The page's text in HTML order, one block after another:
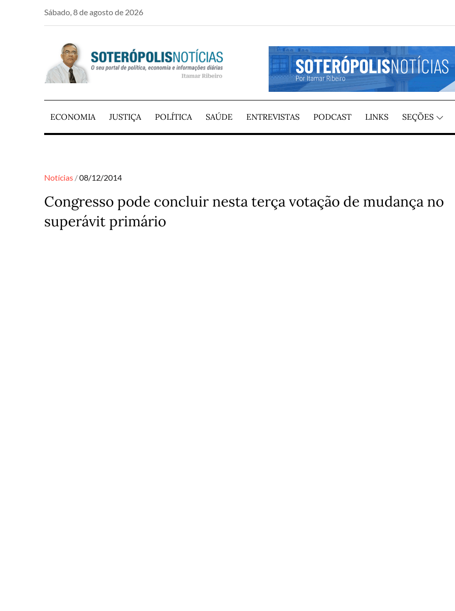
Sábado, 8 de agosto de 2026
SOTERÓPOLIS NOTÍCIAS
PORTAL DE NOTÍCIAS DE SALVADOR E REGIÃO, POR ITAMAR RIBEIRO
ECONOMIA JUSTIÇA POLÍTICA SAÚDE ENTREVISTAS PODCAST LINKS SEÇÕES
Notícias Posted
08/12/2014
Congresso pode concluir nesta terça votação de mudança no
superávit primário